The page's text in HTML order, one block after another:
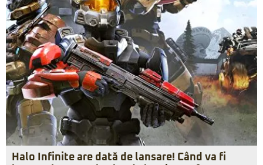
Halo Infinite are dată de lansare! Când va fi